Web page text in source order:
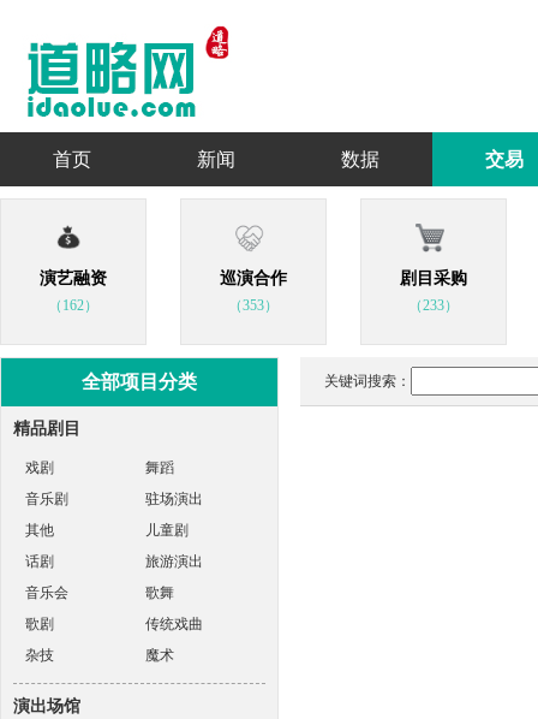
首页 新闻 数据 交易
演艺融资
（162）
巡演合作
（353）
剧目采购
（233）
全部项目分类
精品剧目
戏剧
舞蹈
音乐剧
驻场演出
其他
儿童剧
话剧
旅游演出
音乐会
歌舞
歌剧
传统戏曲
杂技
魔术
演出场馆
关键词搜索：